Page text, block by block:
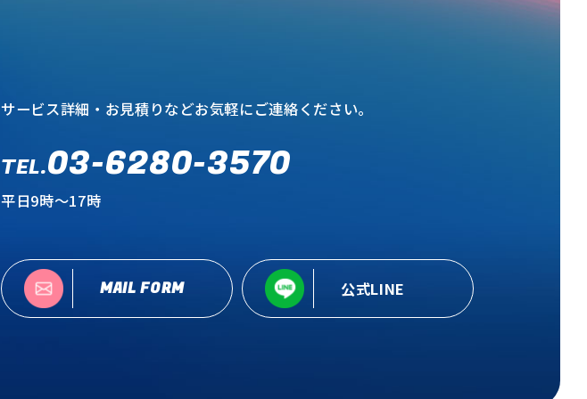
サービス詳細・お見積りなどお気軽にご連絡ください。
TEL.03-6280-3570
平日9時～17時
MAIL FORM 公式LINE